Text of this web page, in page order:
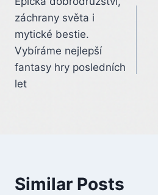
navigation
záchrany světa i
mytické bestie.
Vybíráme nejlepší
fantasy hry posledních
let
Similar Posts